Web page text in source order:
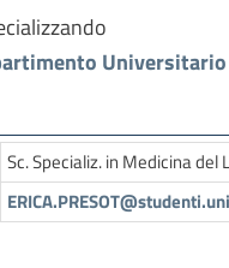
Universitario
Sc. Specializ. in Medicina del